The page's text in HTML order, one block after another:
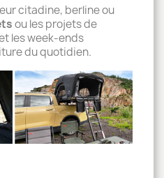
citadine, berline ou
ou les projets de
les week-ends
du quotidien.